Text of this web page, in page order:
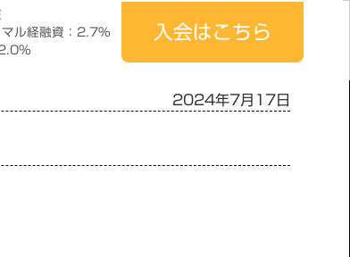
ル経融資：2.7％
％
入会はこちら
2024年7月17日